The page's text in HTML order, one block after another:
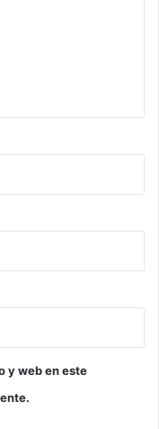
y web en este